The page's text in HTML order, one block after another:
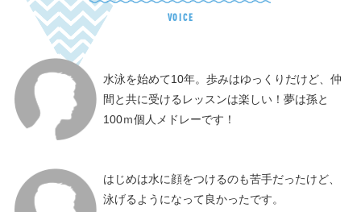
VOICE
水泳を始めて10年。歩みはゆっくりだけど、 仲
間と共に受けるレッスンは楽しい！ 夢は孫と
100ｍ個人メドレーです！
はじめは水に顔をつけるのも苦手だったけど、
泳げるようになって良かったです。